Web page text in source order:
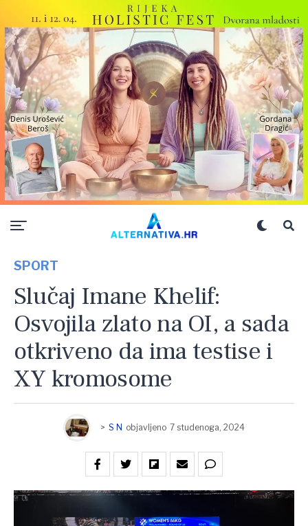
SPORT
Slučaj Imane Khelif:
Osvojila zlato na OI, a sada
otkriveno da ima testise i
XY kromosome
> S N objavljeno 7 studenoga, 2024